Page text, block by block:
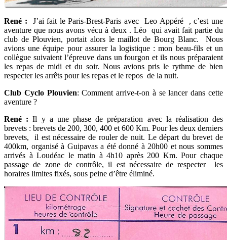
René : J’ai fait le Paris-Brest-Paris avec Leo Appéré , c’est une
aventure que nous avons vécu à deux . Léo qui avait fait partie du
club de Plouvien, portait alors le maillot de Bourg Blanc. Nous
avions une équipe pour assurer la logistique : mon beau-fils et un
collègue suivaient l’épreuve dans un fourgon et ils nous préparaient
les repas de midi et du soir. Nous avions pris le rythme de bien
respecter les arrêts pour les repas et le repos de la nuit.
Club Cyclo Plouvien: Comment arrive-t-on à se lancer dans cette
aventure ?
René :Il y a une phase de préparation avec la réalisation des
brevets : brevets de 200, 300, 400 et 600 Km. Pour les deux derniers
brevets, il est nécessaire de rouler de nuit. Le départ du brevet de
400km, organisé à Guipavas a été donné à 20h00 et nous sommes
arrivés à Loudéac le matin à 4h10 après 200 Km. Pour chaque
passage de zone de contrôle, il est nécessaire de respecter les
horaires limites fixés, sous peine d’être éliminé.